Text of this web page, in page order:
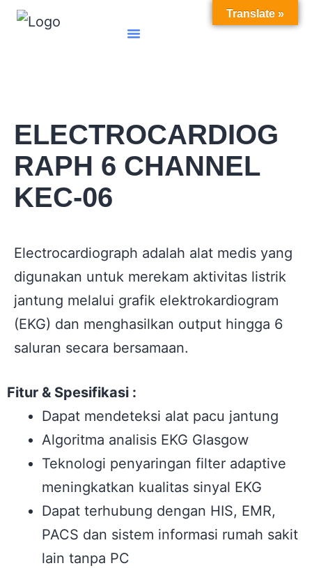
ELECTROCARDIOG
RAPH 6 CHANNEL
KEC-06
Electrocardiograph adalah alat medis yang
digunakan untuk merekam aktivitas listrik
jantung melalui grafik elektrokardiogram
(EKG) dan menghasilkan output hingga 6
saluran secara bersamaan.
Fitur & Spesifikasi :
Dapat mendeteksi alat pacu jantung
Algoritma analisis EKG Glasgow
Teknologi penyaringan filter adaptive
meningkatkan kualitas sinyal EKG
Dapat terhubung dengan HIS, EMR,
PACS dan sistem informasi rumah sakit
lain tanpa PC
Translate »
Translate »